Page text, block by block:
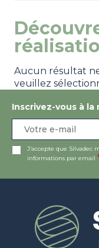
Aucun résultat
veuillez
Inscrivez-vous à
J’accepte que Silvadec
informations par email